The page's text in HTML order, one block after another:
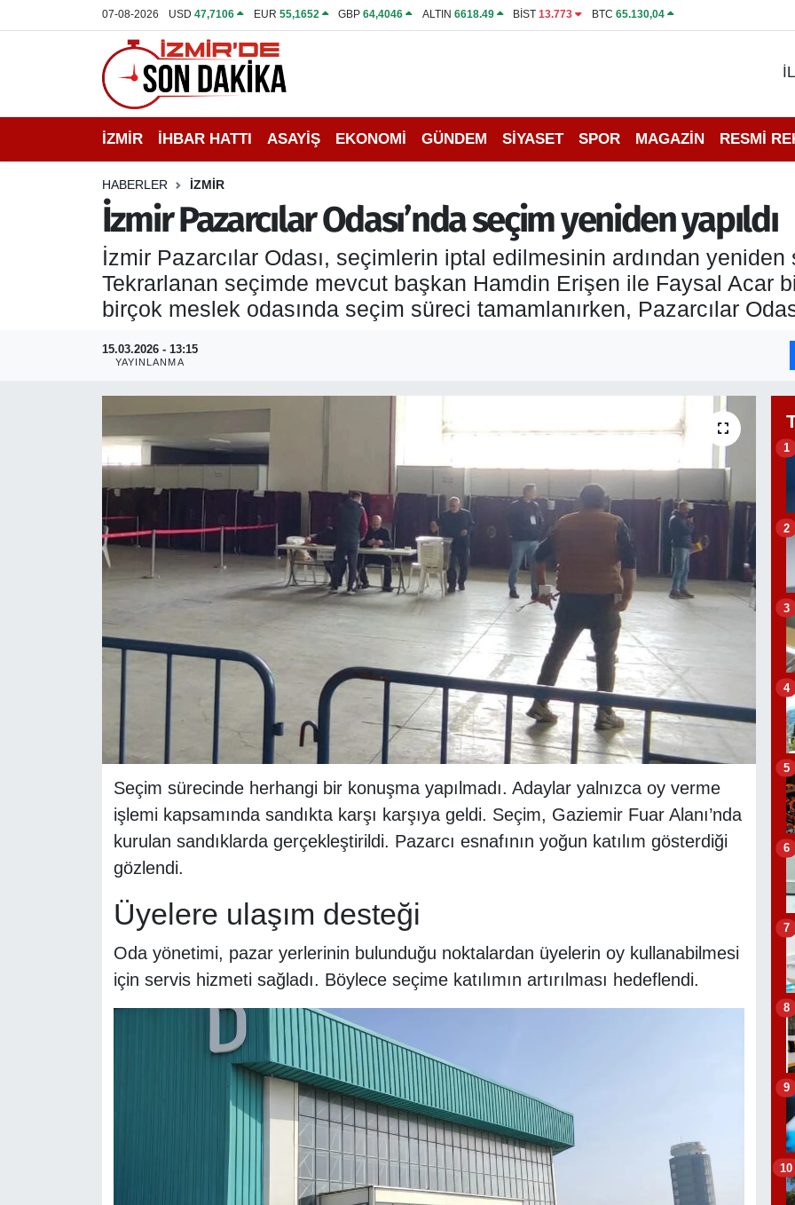
07-08-2026 USD47,7106 EUR 55,1652 GBP64,4046 ALTIN 6618.49 BİST13.773 BTC 65.130,04
İZMİR İHBAR HATTI ASAYİŞ EKONOMİ GÜNDEM SİYASET SPOR MAGAZİN RESMİ
HABERLER İZMİR
İzmir Pazarcılar Odası’nda seçim yeniden yapıldı
İzmir Pazarcılar Odası, seçimlerin iptal edilmesinin ardından yeniden
Tekrarlanan seçimde mevcut başkan Hamdin Erişen ile Faysal Acar
birçok meslek odasında seçim süreci tamamlanırken, Pazarcılar
15.03.2026 - 13:15
YAYINLANMA
Seçim sürecinde herhangi bir konuşma yapılmadı. Adaylar yalnızca oy verme
işlemi kapsamında sandıkta karşı karşıya geldi. Seçim, Gaziemir Fuar Alanı’nda
kurulan sandıklarda gerçekleştirildi. Pazarcı esnafının yoğun katılım gösterdiği
gözlendi.
Üyelere ulaşım desteği
Oda yönetimi, pazar yerlerinin bulunduğu noktalardan üyelerin oy kullanabilmesi
için servis hizmeti sağladı. Böylece seçime katılımın artırılması hedeflendi.
1
2
3
4
5
6
7
8
9
10
İHBAR HATTI
DEPREM
EKONOMİ
SİYASET
İzmir Nöbetçi Eczaneler
İzmir Hava Durumu
İzmir Namaz Vakitleri
İzmir Trafik Yoğunluk Haritası
Puan Durumu ve Fikstür
Tüm Manşetler